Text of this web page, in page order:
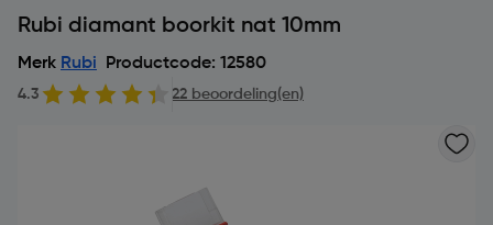
Rubi diamant boorkit nat 10mm
Merk Rubi Productcode: 12580
4.3 22 beoordeling(en)